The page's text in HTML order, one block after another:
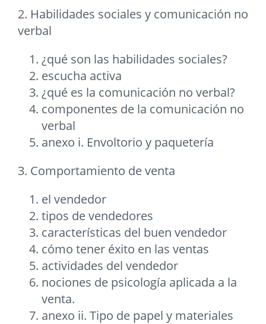
2. Habilidades sociales y comunicación no
verbal
¿qué son las habilidades sociales?
escucha activa
¿qué es la comunicación no verbal?
componentes de la comunicación no
verbal
anexo i. Envoltorio y paquetería
3. Comportamiento de venta
el vendedor
tipos de vendedores
características del buen vendedor
cómo tener éxito en las ventas
actividades del vendedor
nociones de psicología aplicada a la
venta.
anexo ii. Tipo de papel y materiales